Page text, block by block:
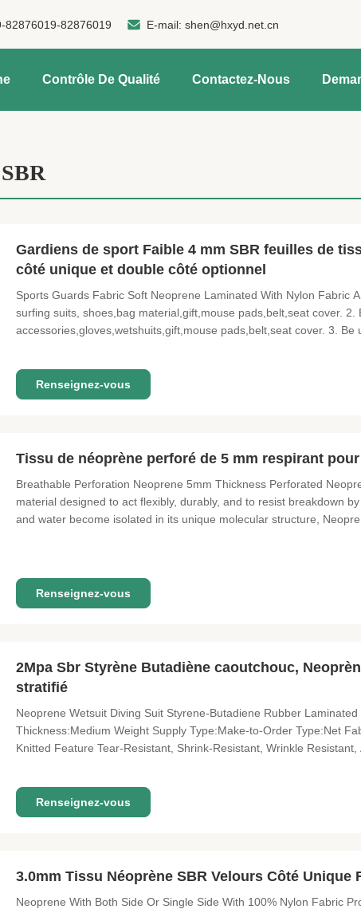
82876019-82876019 E-mail:shen@hxyd.net.cn
Contrôle De Qualité Contactez-Nous
Gardiens de sport Faible 4 mm SBR feuilles de
côté unique et double côté optionnel
Sports Guards Fabric Soft Neoprene Laminated With Nylon Fabric
surfing suits, shoes,bag material,gift,mouse pads,belt,seat cover.
accessories,gloves,wetshuits,gift,mouse pads,belt,seat cover. 3.
Renseignez-vous
Tissu de néoprène perforé de 5 mm respirant
Breathable Perforation Neoprene 5mm Thickness Perforated
material designed to act flexibly, durably, and to resist breakdown
and water become isolated in its unique molecular structure,
Renseignez-vous
2Mpa Sbr Styrène Butadiène caoutchouc,
stratifié
Neoprene Wetsuit Diving Suit Styrene-Butadiene Rubber
Thickness:Medium Weight Supply Type:Make-to-Order Type:Net
Knitted Feature Tear-Resistant, Shrink-Resistant, Wrinkle
Renseignez-vous
3.0mm Tissu Néoprène SBR Velours Côté Unique
Neoprene With Both Side Or Single Side With 100% Nylon Fabric